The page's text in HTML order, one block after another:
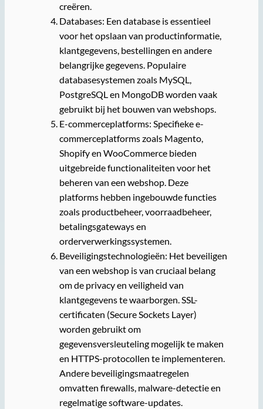
creëren.
Databases: Een database is essentieel
voor het opslaan van productinformatie,
klantgegevens, bestellingen en andere
belangrijke gegevens. Populaire
databasesystemen zoals MySQL,
PostgreSQL en MongoDB worden vaak
gebruikt bij het bouwen van webshops.
E-commerceplatforms: Specifieke e-
commerceplatforms zoals Magento,
Shopify en WooCommerce bieden
uitgebreide functionaliteiten voor het
beheren van een webshop. Deze
platforms hebben ingebouwde functies
zoals productbeheer, voorraadbeheer,
betalingsgateways en
orderverwerkingssystemen.
Beveiligingstechnologieën: Het beveiligen
van een webshop is van cruciaal belang
om de privacy en veiligheid van
klantgegevens te waarborgen. SSL-
certificaten (Secure Sockets Layer)
worden gebruikt om
gegevensversleuteling mogelijk te maken
en HTTPS-protocollen te implementeren.
Andere beveiligingsmaatregelen
omvatten firewalls, malware-detectie en
regelmatige software-updates.